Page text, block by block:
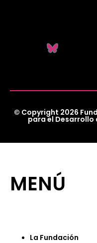
© Copyright 2026
para el Desarrollo
MENÚ
La Fundación